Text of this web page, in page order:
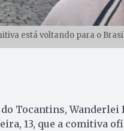
está voltando para o
Tocantins,
13, que a comitiva